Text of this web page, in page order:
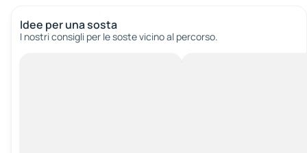
Idee per una sosta
I nostri consigli per le soste vicino al percorso.